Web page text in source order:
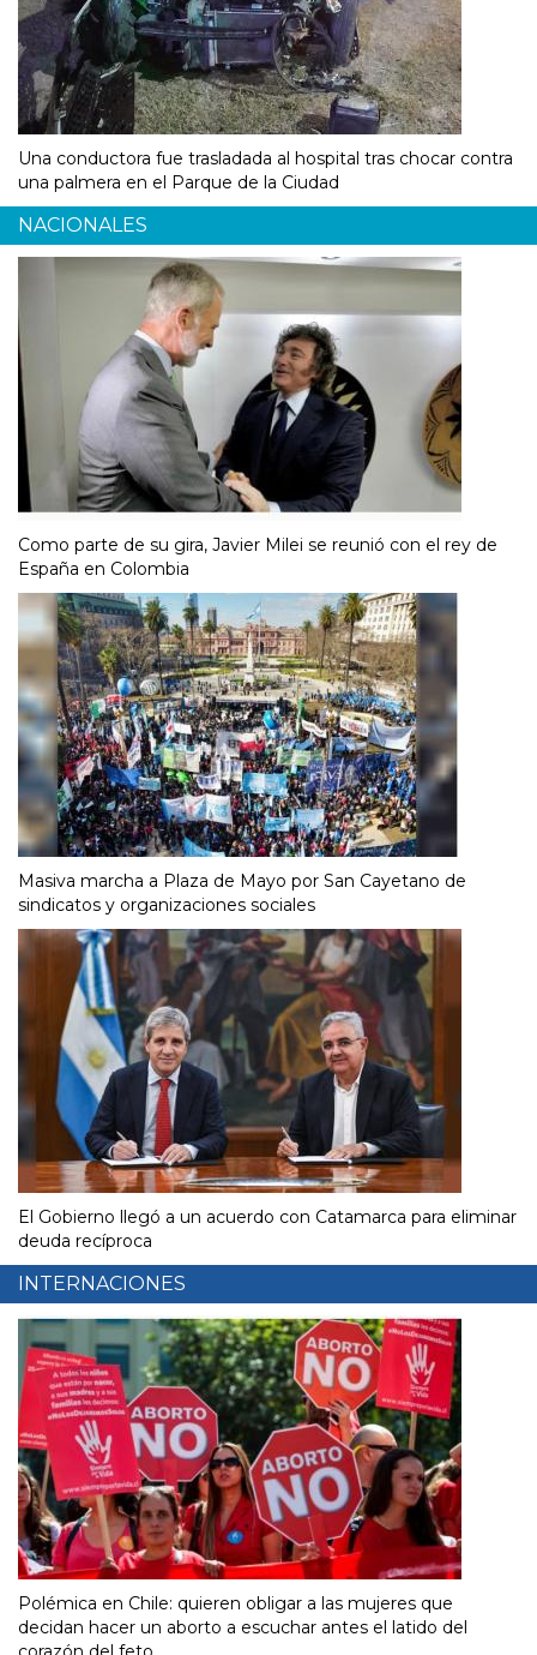
Una conductora fue trasladada al hospital tras chocar contra
una palmera en el Parque de la Ciudad
NACIONALES
Como parte de su gira, Javier Milei se reunió con el rey de
España en Colombia
Masiva marcha a Plaza de Mayo por San Cayetano de
sindicatos y organizaciones sociales
El Gobierno llegó a un acuerdo con Catamarca para eliminar
deuda recíproca
INTERNACIONES
Polémica en Chile: quieren obligar a las mujeres que
decidan hacer un aborto a escuchar antes el latido del